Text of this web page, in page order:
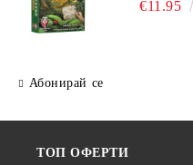
€11.95
Абонирай се
ТОП ОФЕРТИ